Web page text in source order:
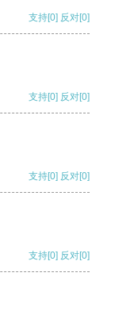
支持[0] 反对[0]
支持[0] 反对[0]
支持[0] 反对[0]
支持[0] 反对[0]